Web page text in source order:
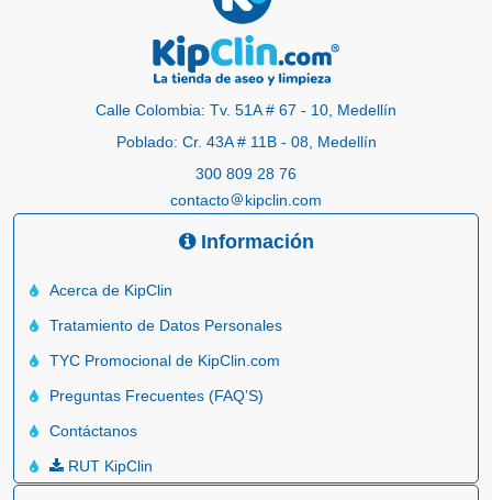
Calle Colombia: Tv. 51A # 67 - 10, Medellín
Poblado: Cr. 43A # 11B - 08, Medellín
300 809 28 76
contacto
kipclin.com
Información
Acerca de KipClin
Tratamiento de Datos Personales
TYC Promocional de KipClin.com
Preguntas Frecuentes (FAQ’S)
Contáctanos
RUT KipClin